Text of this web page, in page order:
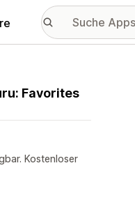
Favorites
Kostenloser